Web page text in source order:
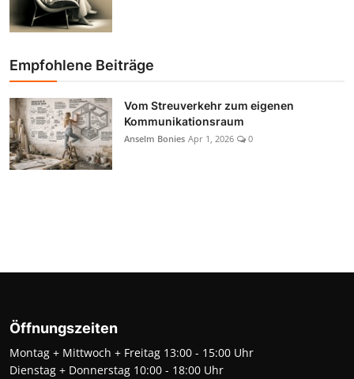
Empfohlene Beiträge
Vom Streuverkehr zum eigenen
Kommunikationsraum
Anselm Bonies Apr 1, 2026 0
Öffnungszeiten
Montag + Mittwoch + Freitag 13:00 - 15:00 Uhr
Dienstag + Donnerstag 10:00 - 18:00 Uhr